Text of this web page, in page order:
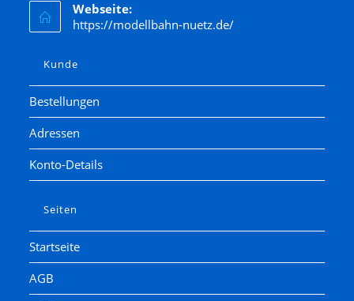
Webseite:
https://modellbahn-nuetz.de/
Kunde
Bestellungen
Adressen
Konto-Details
Seiten
Startseite
AGB